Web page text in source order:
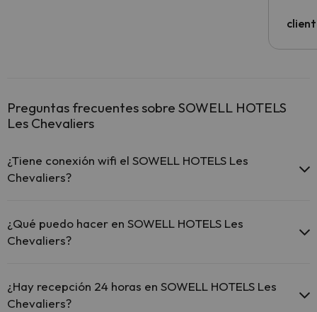
Preguntas frecuentes sobre SOWELL HOTELS
Les Chevaliers
¿Tiene conexión wifi el SOWELL HOTELS Les
Chevaliers?
todo el hotel.
El SOWELL HOTELS Les Chevaliers ofrece Wi-Fi gratuito en
¿Qué puedo hacer en SOWELL HOTELS Les
Chevaliers?
actividades (algunas pueden ser de pago).
¿Hay recepción 24 horas en SOWELL HOTELS Les
Chevaliers?